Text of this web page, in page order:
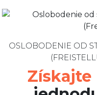
O nás
Kontakt
FAQ
Recenzie
Napíšte nám
OSLOBODENIE OD
Získajte